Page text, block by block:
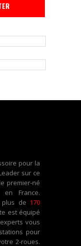
pour la
sur ce
premier-né
en France.
plus de 170
est équipé
vous
pour
2-roues.